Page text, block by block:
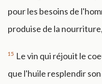
pour les besoins de
produise de la nourriture,
15 Le vin qui réjouit le
que l'huile resplendir